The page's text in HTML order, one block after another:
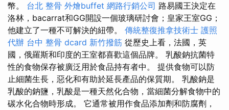
幣。 台北 整骨 外燴buffet 網路行銷公司 路易國王決定在
洛林，bacarrat和GG開設一個玻璃研討會；皇家王室GG；
他建立了一種不可解決的紐帶。 傳統整復推拿技術士 護照
代辦 台中 整骨 dcard 新竹撥筋 從歷史上看，法國，英
國，俄羅斯和印度的王室都喜歡這個品牌。 乳酸鈉抗菌特
性的食物保存被廣泛用於食品持有者中。 提供食物可以防
止細菌生長，惡化和有助於延長產品的保質期。 乳酸鈉是
乳酸的鈉鹽，乳酸是一種天然化合物，當細菌分解食物中的
碳水化合物時形成。 它通常被用作食品添加劑和防腐劑，